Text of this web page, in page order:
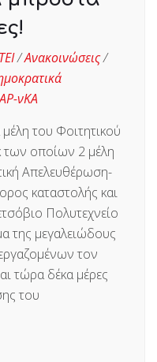
/Ανακοινώσεις/
νΚΑ
του Φοιτητικού
των οποίων 2 μέλη
Απελευθέρωση-
καταστολής και
Πολυτεχνείο
της μεγαλειώδους
τον
τώρα δέκα μέρες
του